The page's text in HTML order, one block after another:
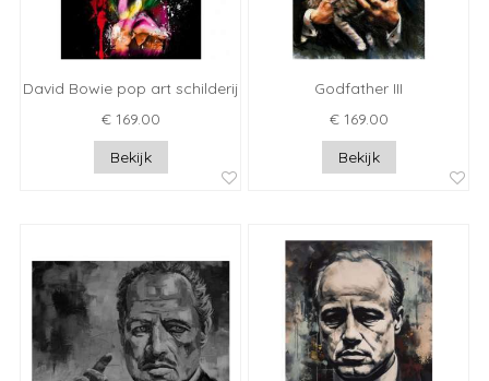
David Bowie pop art schilderij
€ 169.00
Bekijk
Godfather III
€ 169.00
Bekijk